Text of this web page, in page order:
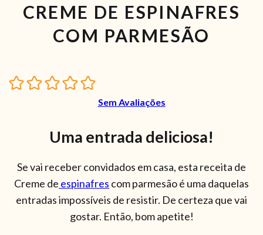
CREME DE ESPINAFRES
COM PARMESÃO
Sem Avaliações
Uma entrada deliciosa!
Se vai receber convidados em casa, esta receita de
Creme de espinafres com parmesão é uma daquelas
entradas impossíveis de resistir. De certeza que vai
gostar. Então, bom apetite!